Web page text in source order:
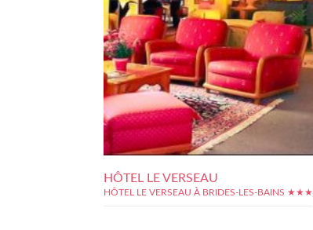
HÔTEL LE VERSEAU
HÔTEL LE VERSEAU À BRIDES-LES-BAINS ★★★